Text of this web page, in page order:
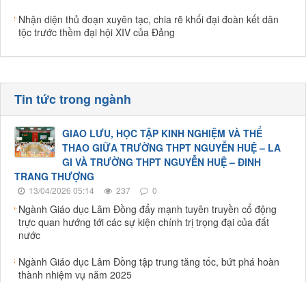
Nhận diện thủ đoạn xuyên tạc, chia rẽ khối đại đoàn kết dân
tộc trước thềm đại hội XIV của Đảng
Tin tức trong ngành
GIAO LƯU, HỌC TẬP KINH NGHIỆM VÀ THỂ
THAO GIỮA TRƯỜNG THPT NGUYỄN HUỆ – LA
GI VÀ TRƯỜNG THPT NGUYỄN HUỆ – ĐINH
TRANG THƯỢNG
13/04/2026 05:14 237 0
Ngành Giáo dục Lâm Đồng đẩy mạnh tuyên truyền cổ động
trực quan hướng tới các sự kiện chính trị trọng đại của đất
nước
Ngành Giáo dục Lâm Đồng tập trung tăng tốc, bứt phá hoàn
thành nhiệm vụ năm 2025